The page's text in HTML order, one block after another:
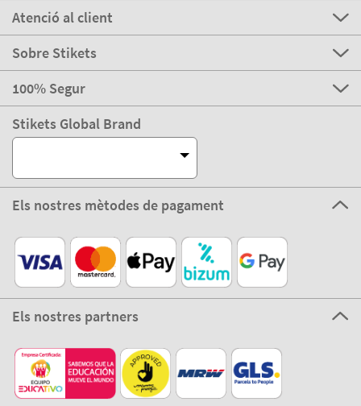
Atenció al client
Sobre Stikets
100% Segur
Stikets Global Brand
Els nostres mètodes de pagament
Els nostres partners